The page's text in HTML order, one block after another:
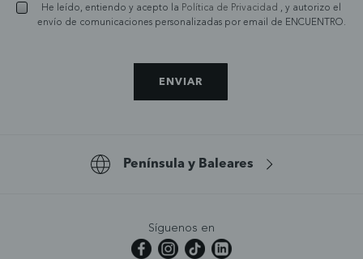
He leído, entiendo y acepto la Política de Privacidad , y autorizo el
envío de comunicaciones personalizadas por email de ENCUENTRO.
ENVIAR
Península y Baleares
Síguenos en